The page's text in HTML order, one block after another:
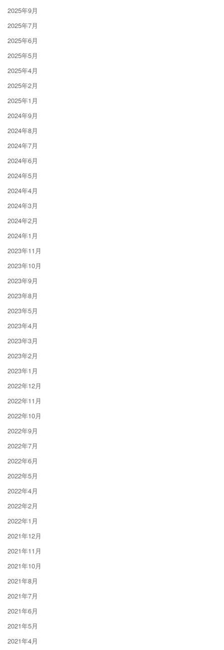
2025年9月
2025年7月
2025年6月
2025年5月
2025年4月
2025年2月
2025年1月
2024年9月
2024年8月
2024年7月
2024年6月
2024年5月
2024年4月
2024年3月
2024年2月
2024年1月
2023年11月
2023年10月
2023年9月
2023年8月
2023年5月
2023年4月
2023年3月
2023年2月
2023年1月
2022年12月
2022年11月
2022年10月
2022年9月
2022年7月
2022年6月
2022年5月
2022年4月
2022年2月
2022年1月
2021年12月
2021年11月
2021年10月
2021年8月
2021年7月
2021年6月
2021年5月
2021年4月